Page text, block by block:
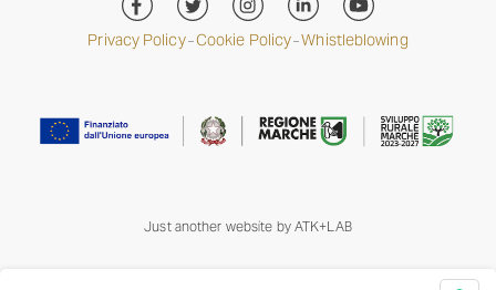
Privacy Policy–Cookie Policy–Whistleblowing
Just another website by ATK+LAB